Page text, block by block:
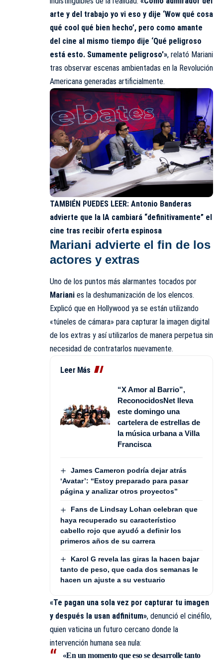
arte y del trabajo yo vi eso y dije ‘Wow qué cosa
qué cool qué bien hecho’, pero como amante
del cine al mismo tiempo dije ‘Qué peligroso
está esto. Sumamente peligroso'», relató Mariani
tras observar escenas ambientadas en la Revolución
Americana generadas artificialmente.
TAMBIÉN PUEDES LEER: Antonio Banderas
advierte que la IA cambiará “definitivamente” el
cine tras recibir oferta espinosa
Mariani advierte el fin de los
actores y extras
Uno de los puntos más alarmantes tocados por
Mariani es la deshumanización de los elencos.
Explicó que en Hollywood ya se están utilizando
«túneles de cámara» para capturar la imagen digital
de los extras y así utilizarlos de manera perpetua sin
necesidad de contratarlos nuevamente.
Leer Más
“X Amor al Barrio”,
ReconocidosNet lleva
este domingo una
cartelera de estrellas de
la música urbana a Villa
Francisca
James Cameron podría dejar atrás
‘Avatar’: “Estoy preparado para pasar
página y analizar otros proyectos”
Fans de Lindsay Lohan celebran que
haya recuperado su característico
cabello rojo que ayudó a definir los
primeros años de su carrera
Karol G revela las giras la hacen bajar
tanto de peso, que cada dos semanas le
hacen un ajuste a su vestuario
«Te pagan una sola vez por capturar tu imagen
y después la usan adfinitum», denunció el cinéfilo,
quien vaticina un futuro cercano donde la
intervención humana sea nula:
«En un momento que eso se desarrolle tanto